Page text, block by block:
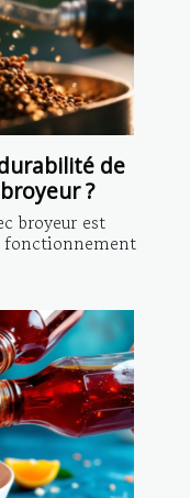
de
?
broyeur est
fonctionnement